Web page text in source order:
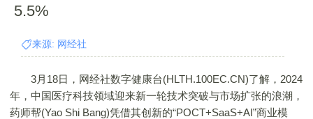
5.5%
来源: 网经社
3月18日，网经社数字健康台(HLTH.100EC.CN)了解，2024
年，中国医疗科技领域迎来新一轮技术突破与市场扩张的浪潮，
药师帮(Yao Shi Bang)凭借其创新的“POCT+SaaS+AI”商业模